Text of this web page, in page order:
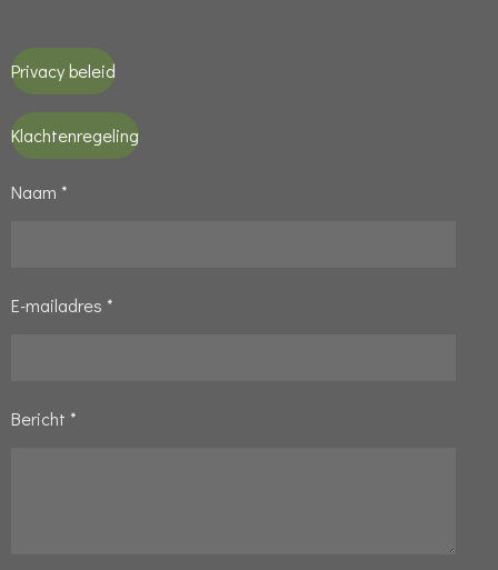
Privacy beleid
Klachtenregeling
Naam *
E-mailadres *
Bericht *